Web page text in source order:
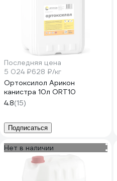
Последняя цена
5 024 ₽628 ₽/кг
Ортоксилол Арикон
канистра 10л ORT10
4.8(15)
Подписаться
Нет в наличии